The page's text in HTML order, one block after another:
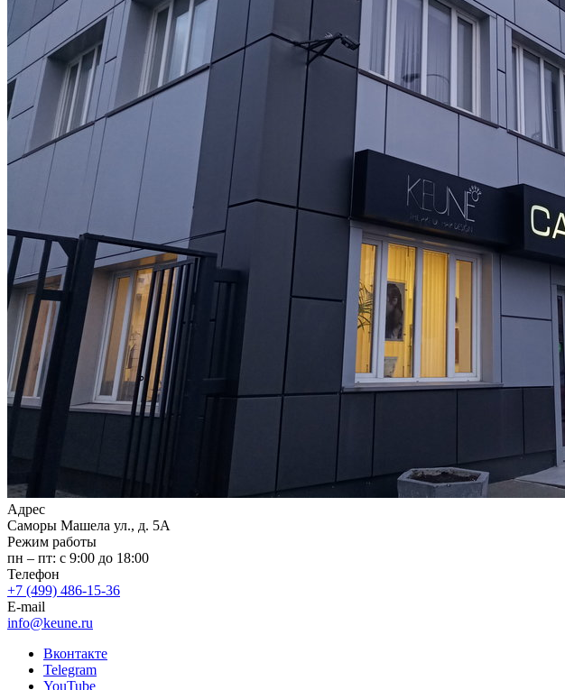
Адрес
Саморы Машела ул., д. 5А
Режим работы
пн – пт: с 9:00 до 18:00
Телефон
+7 (499) 486-15-36
E-mail
info@keune.ru
Вконтакте
Telegram
YouTube